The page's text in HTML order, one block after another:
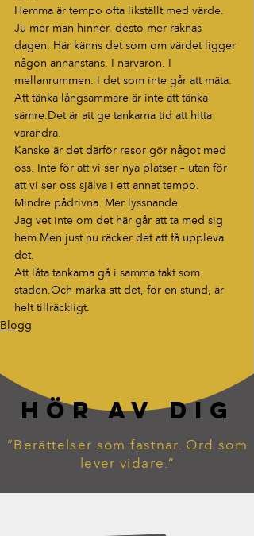
Hemma är tempo ofta likställt med värde.
Ju mer man hinner, desto mer räknas
dagen. Här känns det som om värdet ligger
någon annanstans. I närvaron. I
mellanrummen. I det som inte går att mäta.
Att tänka långsammare är inte att tänka
sämre.Det är att ge tankarna tid att hitta
varandra.
Kanske är det därför resor gör något med
oss. Inte för att vi ser nya platser – utan för
att vi ser oss själva i ett annat tempo.
Mindre pådrivna. Mer lyssnande.
Jag vet inte om det här går att ta med sig
hem.Men just nu räcker det att få uppleva
det.
Att låta tankarna gå i samma takt som
staden.Och märka att det, för en stund, är
helt tillräckligt.
Blogg
HÖR AV DIG
“Berättelser som fastnar. Ord som
lever vidare.”